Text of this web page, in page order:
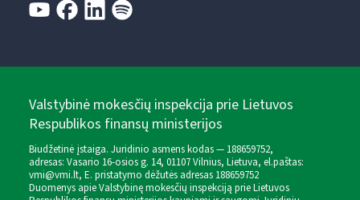
Valstybinė mokesčių inspekcija prie Lietuvos
Respublikos finansų ministerijos
Biudžetinė įstaiga. Juridinio asmens kodas — 188659752,
adresas: Vasario 16-osios g. 14, 01107 Vilnius, Lietuva, el.paštas:
vmi@vmi.lt, E. pristatymo dėžutės adresas 188659752
Duomenys apie Valstybinę mokesčių inspekciją prie Lietuvos